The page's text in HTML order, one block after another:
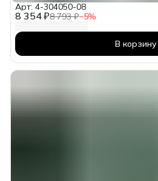
8 354 ₽8 793 ₽−5%
Арт: 4-304050-08
В корзину